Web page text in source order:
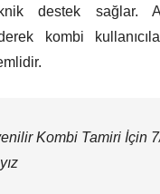
destek sağlar.
kombi
Kombi Tamiri İçin